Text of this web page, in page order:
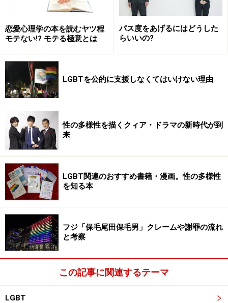
恋愛心理学の本を読むヤツ程
モテない!? モテる極意とは
パス度をあげるにはどうした
らいいの?
LGBTを公的に支援しなくてはいけない理由
性の多様性を描くクィア・ドラマの新時代が到
来
LGBT関連のおすすめ書籍・漫画。性の多様性
を知る本
フジ「保毛尾田保毛男」クレームや謝罪の流れ
と考察
この記事に関連するテーマ
LGBT